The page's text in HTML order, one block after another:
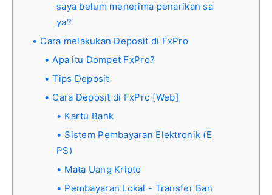
saya belum menerima penarikan sa
ya?
Cara melakukan Deposit di FxPro
Apa itu Dompet FxPro?
Tips Deposit
Cara Deposit di FxPro [Web]
Kartu Bank
Sistem Pembayaran Elektronik (E
PS)
Mata Uang Kripto
Pembayaran Lokal - Transfer Ban